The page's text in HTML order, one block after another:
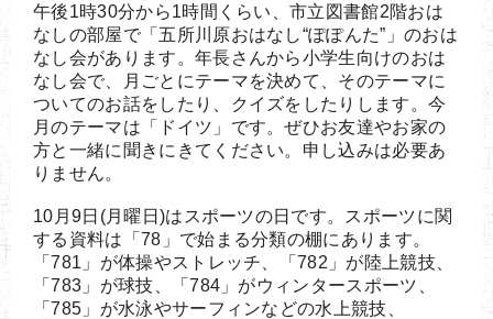
午後1時30分から1時間くらい、市立図書館2階おは
なしの部屋で「五所川原おはなし“ぽぽんた”」のおは
なし会があります。年長さんから小学生向けのおは
なし会で、月ごとにテーマを決めて、そのテーマに
ついてのお話をしたり、クイズをしたりします。今
月のテーマは「ドイツ」です。ぜひお友達やお家の
方と一緒に聞きにきてください。申し込みは必要あ
りません。
10月9日(月曜日)はスポーツの日です。スポーツに関
する資料は「78」で始まる分類の棚にあります。
「781」が体操やストレッチ、「782」が陸上競技、
「783」が球技、「784」がウィンタースポーツ、
「785」が水泳やサーフィンなどの水上競技、